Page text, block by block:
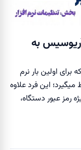
به
اولین بار نرم
میگیرد؛ این فرد علاوه
رمز عبور دستگاه،